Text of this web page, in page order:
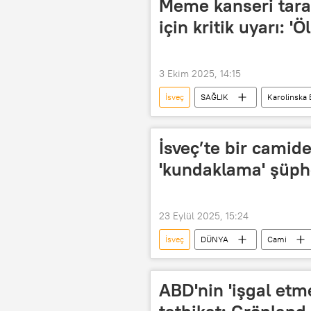
Meme kanseri
için kritik uyarı:
3 Ekim 2025, 14:15
İsveç SAĞLIK Karolinska
meme kanseri farkındalık ayı
İsveç’te bir
'kundaklama'
23 Eylül 2025, 15:24
İsveç DÜNYA Cami
ABD'nin 'işgal